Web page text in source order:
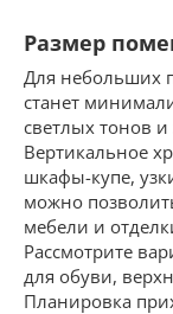
Размер
Для небольших
станет
светлых тонов и
Вертикальное
шкафы-купе,
можно
мебели и
Рассмотрите
для обуви,
Планировка